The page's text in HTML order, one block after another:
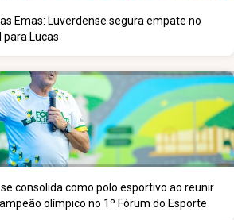
Emas: Luverdense segura empate no
para Lucas
se consolida como polo esportivo ao reunir
olímpico no 1º Fórum do Esporte